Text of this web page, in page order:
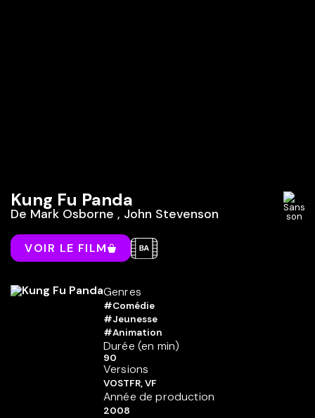
Kung Fu Panda
De Mark Osborne , John Stevenson
VOIR LE FILM
Genres
#Comédie
#Jeunesse
#Animation
Durée (en min)
90
Versions
VOSTFR, VF
Année de production
2008